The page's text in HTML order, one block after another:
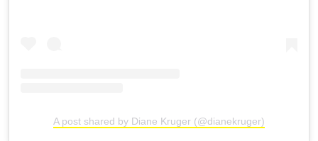
A post shared by Diane Kruger (@dianekruger)